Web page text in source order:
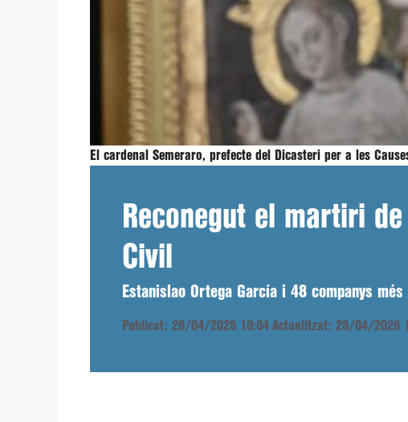
El cardenal Semeraro, prefecte del Dicasteri per a les
Reconegut el martiri
Civil
Estanislao Ortega García i 48 companys
Publicat: 28/04/2026 10:04 Actualitzat: 28/04/2026